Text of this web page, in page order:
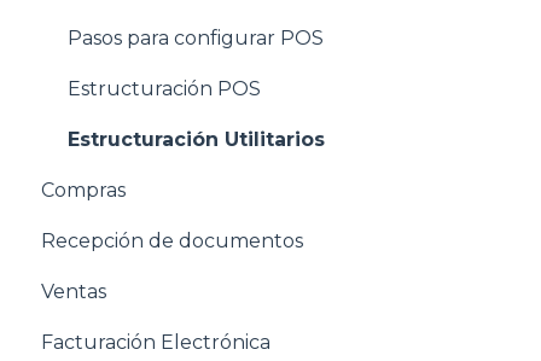
Pasos para configurar POS
Estructuración POS
Estructuración Utilitarios
Compras
Recepción de documentos
Ventas
Facturación Electrónica